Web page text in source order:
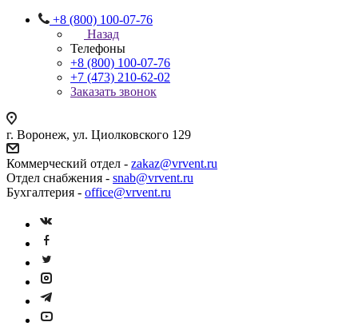
+8 (800) 100-07-76
Назад
Телефоны
+8 (800) 100-07-76
+7 (473) 210-62-02
Заказать звонок
г. Воронеж, ул. Циолковского 129
Коммерческий отдел - zakaz@vrvent.ru
Отдел снабжения - snab@vrvent.ru
Бухгалтерия - office@vrvent.ru